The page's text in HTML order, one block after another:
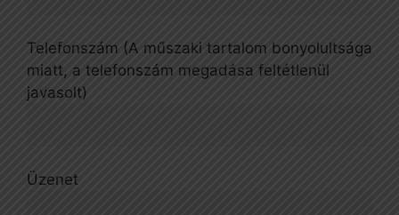
Telefonszám (A műszaki tartalom bonyolultsága
miatt, a telefonszám megadása feltétlenül
javasolt)
Üzenet